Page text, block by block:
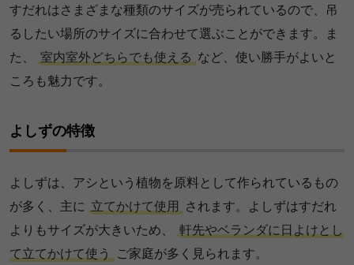
すだれはさまざまな種類のサイズが売られているので、吊
るしたい場所のサイズに合わせて選ぶことができます。ま
た、
室内室外どちらでも使える など、使い勝手がよいと
ころも魅力です。
よしずの特徴
よしずは、アシという植物を原料として作られているもの
が多く、主に 立てかけて使用
されます。よしずはすだれ
よりもサイズが大きいため、
軒先やベランダに日よけとし
て立てかけて使う
ご家庭が多く見られます。